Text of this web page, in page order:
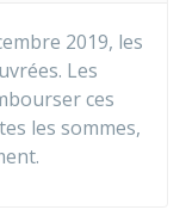
2019, les
Les
ces
les sommes,